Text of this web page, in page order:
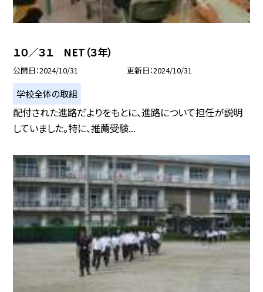
１０／３１ NET（３年）
公開日 2024/10/31 更新日 2024/10/31
学校全体の取組
配付された進路だよりをもとに、進路について担任が説明
していました。特に、推薦受験...